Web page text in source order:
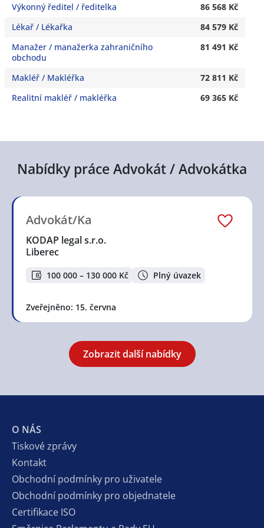
Výkonný ředitel / ředitelka
86 568 Kč
Lékař / Lékařka
84 579 Kč
Manažer / manažerka zahraničního
obchodu
81 491 Kč
Makléř / Makléřka
72 811 Kč
Realitní makléř / makléřka
69 365 Kč
Nabídky práce Advokát / Advokátka
Advokát/Ka
KODAP legal s.r.o.
Liberec
100 000 – 130 000 Kč Plný úvazek
Zveřejněno: 15. června
Zobrazit další nabídky
O NÁS
Tiskové zprávy
Kontakt
Obchodní podmínky pro uživatele
Obchodní podmínky pro objednatele
Certifikace ISO